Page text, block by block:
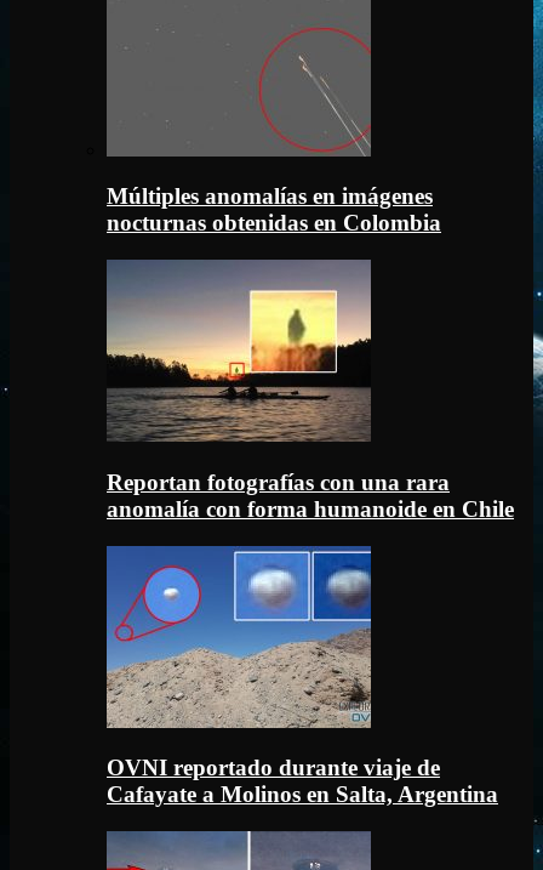
Múltiples anomalías en imágenes
nocturnas obtenidas en Colombia
Reportan fotografías con una rara
anomalía con forma humanoide en Chile
OVNI reportado durante viaje de
Cafayate a Molinos en Salta, Argentina